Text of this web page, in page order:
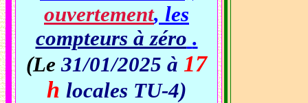
ouvertement, les
compteurs à zéro .
(Le31/01/2025 à 17
h locales TU-4)